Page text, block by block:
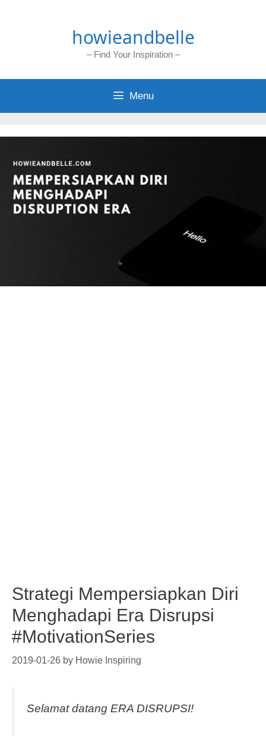
howieandbelle
– Find Your Inspiration –
Menu
Strategi Mempersiapkan Diri
Menghadapi Era Disrupsi
#MotivationSeries
2019-01-26 by Howie Inspiring
Selamat datang ERA DISRUPSI!